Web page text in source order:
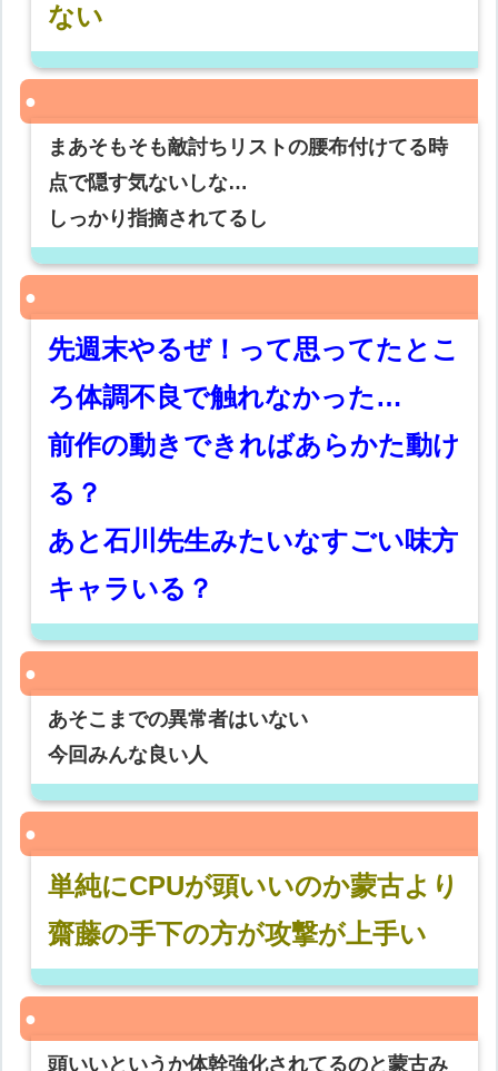
ない
まあそもそも敵討ちリストの腰布付けてる時
点で隠す気ないしな…
しっかり指摘されてるし
先週末やるぜ！って思ってたとこ
ろ体調不良で触れなかった…
前作の動きできればあらかた動け
る？
あと石川先生みたいなすごい味方
キャラいる？
あそこまでの異常者はいない
今回みんな良い人
単純にCPUが頭いいのか蒙古より
齋藤の手下の方が攻撃が上手い
頭いいというか体幹強化されてるのと蒙古み